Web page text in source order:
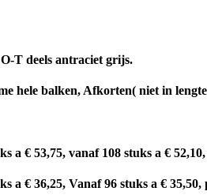
T deels antraciet grijs.
hele balken, Afkorten( niet in
a € 53,75, vanaf 108 stuks a €
a € 36,25, Vanaf 96 stuks a € 35,50,